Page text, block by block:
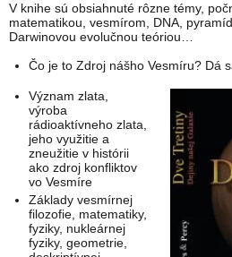
V knihe sú obsiahnuté rôzne témy,
matematikou, vesmírom, DNA,
Darwinovou evolučnou teóriou…
Čo je to Zdroj nášho Vesmíru? Dá
Význam zlata,
výroba
rádioaktívneho zlata,
jeho využitie a
zneužitie v histórii
ako zdroj konfliktov
vo Vesmíre
Základy vesmírnej
filozofie, matematiky,
fyziky, nukleárnej
fyziky, geometrie,